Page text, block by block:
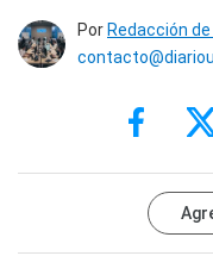
Por Redacción de